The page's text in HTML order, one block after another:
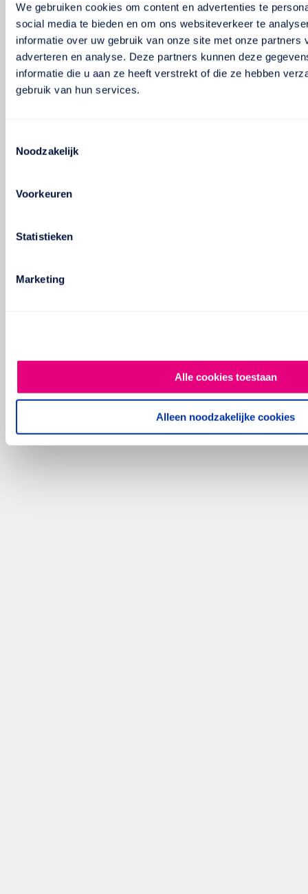
We gebruiken cookies om content en advertenties te
social media te bieden en om ons websiteverkeer te
informatie over uw gebruik van onze site met onze partners
adverteren en analyse. Deze partners kunnen deze
informatie die u aan ze heeft verstrekt of die ze hebben
gebruik van hun services.
Noodzakelijk
Voorkeuren
Statistieken
Marketing
Alle cookies toestaan
Alleen noodzakelijke cookies